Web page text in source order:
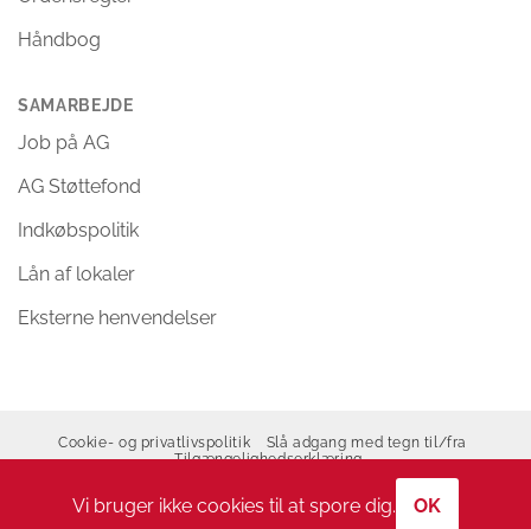
Håndbog
SAMARBEJDE
Job på AG
AG Støttefond
Indkøbspolitik
Lån af lokaler
Eksterne henvendelser
Cookie- og privatlivspolitik
Slå adgang med tegn til/fra
Tilgængelighedserklæring
Copyright 2026 © Allerød Gymnasium
Vi bruger ikke cookies til at spore dig. OK